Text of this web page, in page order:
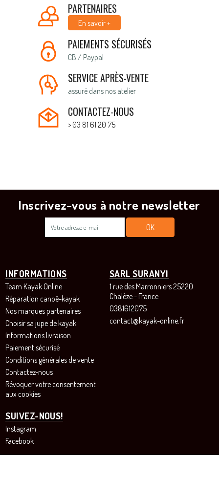
PARTENAIRES
En savoir +
PAIEMENTS SÉCURISÉS
CB / Paypal
SERVICE APRÈS-VENTE
assuré dans nos atelier
CONTACTEZ-NOUS
> 03 81 61 20 75
Inscrivez-vous à notre newsletter
INFORMATIONS
Team Kayak Online
Réparation canoë-kayak
Nos marques partenaires
Choisir sa jupe de kayak
Informations livraison
Paiement sécurisé
Conditions générales de vente
Contactez-nous
Révoquer votre consentement
aux cookies
SARL SURANYI
1 rue des Marronniers 25220
Chalèze - France
0381612075
contact@kayak-online.fr
SUIVEZ-NOUS!
Instagram
Facebook